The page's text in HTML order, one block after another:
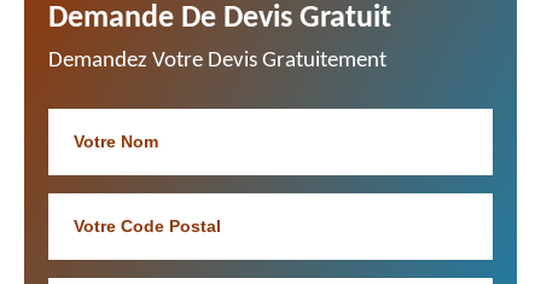
Demande De Devis Gratuit
Demandez Votre Devis Gratuitement